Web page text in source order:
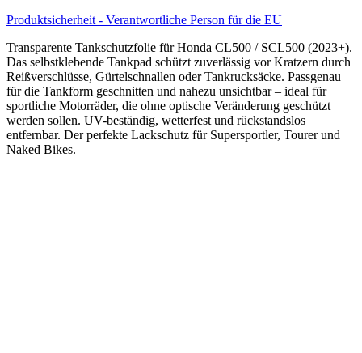
Produktsicherheit - Verantwortliche Person für die EU
Transparente Tankschutzfolie für Honda CL500 / SCL500 (2023+).
Das selbstklebende Tankpad schützt zuverlässig vor Kratzern durch
Reißverschlüsse, Gürtelschnallen oder Tankrucksäcke. Passgenau
für die Tankform geschnitten und nahezu unsichtbar – ideal für
sportliche Motorräder, die ohne optische Veränderung geschützt
werden sollen. UV-beständig, wetterfest und rückstandslos
entfernbar. Der perfekte Lackschutz für Supersportler, Tourer und
Naked Bikes.